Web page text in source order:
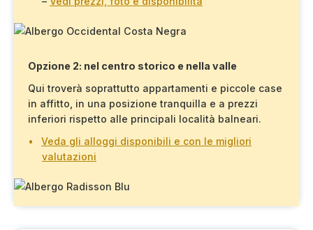
Opzione 2: nel centro storico e nella valle
Qui troverà soprattutto appartamenti e piccole case
in affitto, in una posizione tranquilla e a prezzi
inferiori rispetto alle principali località balneari.
Veda gli alloggi disponibili e con le migliori
valutazioni